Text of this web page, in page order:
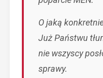
O jaką
Już Państwu
nie wszyscy
sprawy.